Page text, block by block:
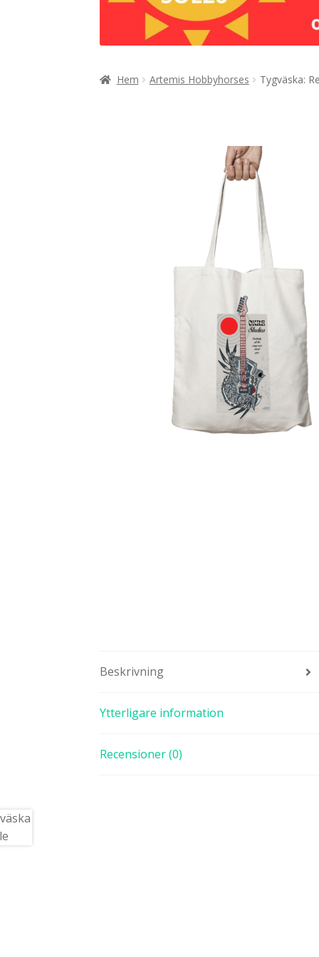
Hem Artemis Hobbyhorses Tygväska:
Beskrivning
Ytterligare information
Recensioner (0)